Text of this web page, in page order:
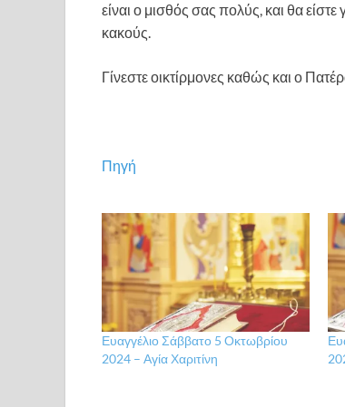
είναι ο μισθός σας πολύς, και θα είστε
κακούς.
Γίνεστε οικτίρμονες καθώς και ο
Πηγή
Ευαγγέλιο Σάββατο 5 Οκτωβρίου
2024 – Αγία Χαριτίνη